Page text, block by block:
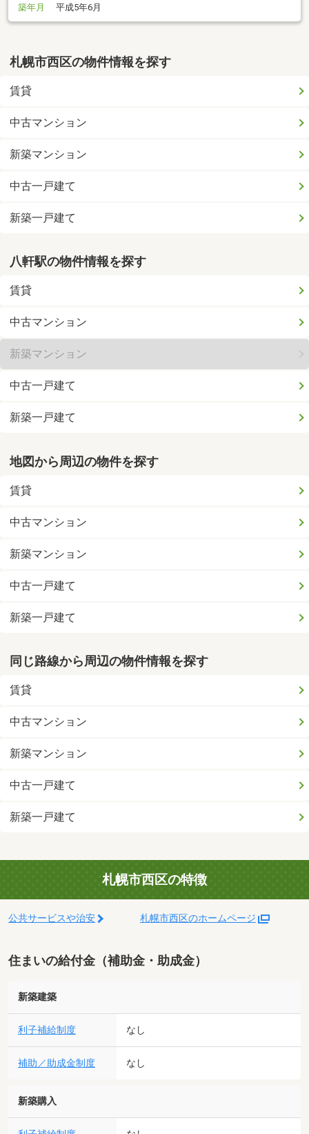
築年月
平成5年6月
札幌市西区の物件情報を探す
賃貸
中古マンション
新築マンション
中古一戸建て
新築一戸建て
八軒駅の物件情報を探す
賃貸
中古マンション
新築マンション
中古一戸建て
新築一戸建て
地図から周辺の物件を探す
賃貸
中古マンション
新築マンション
中古一戸建て
新築一戸建て
同じ路線から周辺の物件情報を探す
賃貸
中古マンション
新築マンション
中古一戸建て
新築一戸建て
札幌市西区の特徴
公共サービスや治安 札幌市西区のホームページ
住まいの給付金（補助金・助成金）
新築建築
利子補給制度 なし
補助／助成金制度 なし
新築購入